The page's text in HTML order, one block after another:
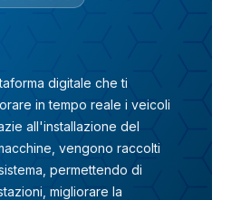
digitale che ti
in tempo reale i veicoli
all'installazione del
vengono raccolti
permettendo di
migliorare la